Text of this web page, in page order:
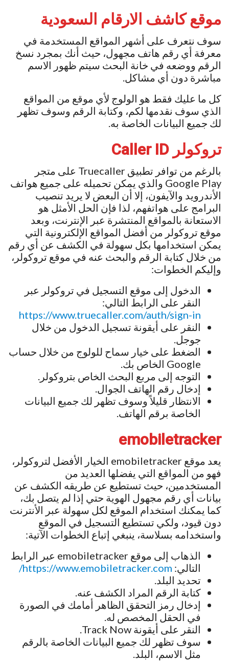
موقع كاشف الارقام السعودية
سوف نتعرف على أشهر المواقع المستخدمة في
معرفة أي رقم هاتف مجهول، حيث أنك بمجرد نسخ
الرقم ووضعه في خانة البحث سيتم ظهور الاسم
مباشرة دون أي مشاكل.
كل ما عليك فقط هو الولوج لأي موقع من المواقع
الذي سوف نقدمها لكم، وكتابة الرقم وسوف تظهر
لك جميع البيانات الخاصة به.
تروكولر Caller ID
بالرغم من توافر تطبيق Truecaller على متجر
Google Play والذي يمكن تحميله على جميع هواتف
الأندرويد والآيفون، إلا أن البعض لا يريد تنصيب
البرامج على هواتفهم، لذا فإن الحل الأمثل هو
الاستعانة بالمواقع المنتشرة عبر الإنترنت، وبعد
موقع تروكولر من أفضل المواقع الإلكترونية التي
يمكن استخدامها بكل سهولة في الكشف عن أي رقم
من خلال كتابة الرقم والبحث عنه في موقع تروكولر،
وإليكم الخطوات:
الدخول إلى موقع التسجيل في تروكولر عبر
النقر على الرابط التالي:
https://www.truecaller.com/auth/sign-in
النقر على أيقونة تسجيل الدخول من خلال
جوجل.
الضغط على خيار سماح للولوج من خلال حساب
Google الخاص بك.
التوجه إلى مربع البحث الخاص بتروكولر.
إدخال رقم الهاتف الجوال.
الانتظار قليلاً وسوف تظهر لك جميع البيانات
الخاصة برقم الهاتف.
emobiletracker
يعد موقع emobiletracker الخيار الأفضل لتروكولر،
فهو من المواقع التي يفضلها العديد من
المستخدمين، حيث تستطيع عن طريقه الكشف عن
بيانات أي رقم مجهول الهوية حتي إذا لم يتصل بك،
كما يمكنك استخدام الموقع لكل سهولة عبر الأنترنت
دون قيود، ولكي تستطيع التسجيل في الموقع
واستخدامه بسلاسة، ينبغي إتباع الخطوات الآتية:
الذهاب إلى موقع emobiletracker عبر الرابط
التالي: https://www.emobiletracker.com/
تحديد البلد.
كتابة الرقم المراد الكشف عنه.
إدخال رمز التحقق الظاهر أمامك في الصورة
في الحقل المخصص له.
النقر على أيقونة Track Now.
سوف تظهر لك جميع البيانات الخاصة بالرقم
مثل الاسم، البلد.